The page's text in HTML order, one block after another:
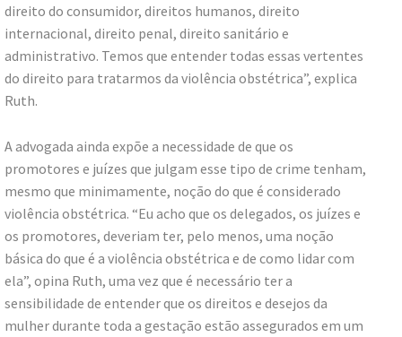
direito do consumidor, direitos humanos, direito
internacional, direito penal, direito sanitário e
administrativo. Temos que entender todas essas vertentes
do direito para tratarmos da violência obstétrica”, explica
Ruth.
A advogada ainda expõe a necessidade de que os
promotores e juízes que julgam esse tipo de crime tenham,
mesmo que minimamente, noção do que é considerado
violência obstétrica. “Eu acho que os delegados, os juízes e
os promotores, deveriam ter, pelo menos, uma noção
básica do que é a violência obstétrica e de como lidar com
ela”, opina Ruth, uma vez que é necessário ter a
sensibilidade de entender que os direitos e desejos da
mulher durante toda a gestação estão assegurados em um